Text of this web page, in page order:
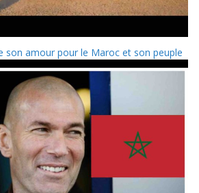
son amour pour le Maroc et son peuple